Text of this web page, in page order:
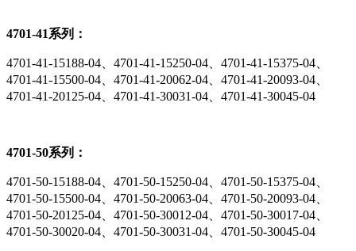
4701-41系列：
4701-41-15188-04、4701-41-15250-04、4701-41-15375-04、
4701-41-15500-04、4701-41-20062-04、4701-41-20093-04、
4701-41-20125-04、4701-41-30031-04、4701-41-30045-04
4701-50系列：
4701-50-15188-04、4701-50-15250-04、4701-50-15375-04、
4701-50-15500-04、4701-50-20063-04、4701-50-20093-04、
4701-50-20125-04、4701-50-30012-04、4701-50-30017-04、
4701-50-30020-04、4701-50-30031-04、4701-50-30045-04